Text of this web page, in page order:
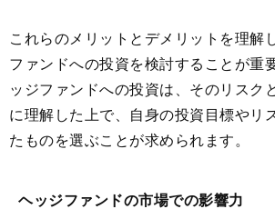
これらのメリットとデメリットを理解
ファンドへの投資を検討することが重
ッジファンドへの投資は、そのリスク
に理解した上で、自身の投資目標やリ
たものを選ぶことが求められます。
ヘッジファンドの市場での影響力